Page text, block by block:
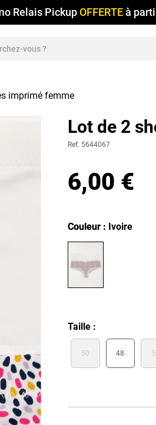
Relais PickupOFFERTEà
imprimé femme
Lot de 2
Ref. 5644067
6,00 €
Couleur
Couleur : Ivoire
Taille
50 48